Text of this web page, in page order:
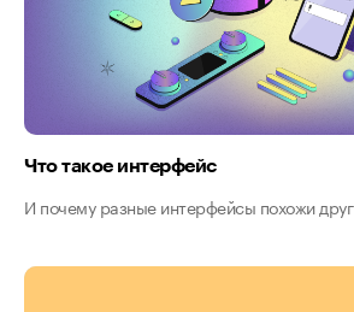
Что такое интерфейс
И почему разные интерфейсы похожи